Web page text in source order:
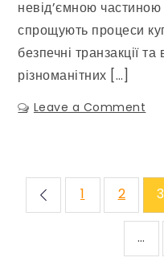
невід’ємною
спрощують процеси
безпечні транзакції
різноманітних […]
Leave a Comment
1 2 3
…